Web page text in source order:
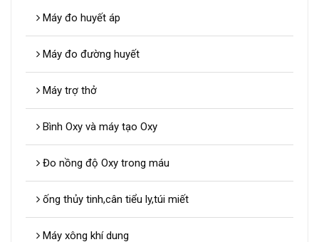
Máy đo huyết áp
Máy đo đường huyết
Máy trợ thở
Bình Oxy và máy tạo Oxy
Đo nồng độ Oxy trong máu
ống thủy tinh,cân tiểu ly,túi miết
Máy xông khí dung